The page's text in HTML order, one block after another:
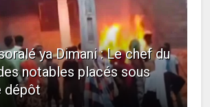
ya Dimani : Le chef du
notables placés sous
dépôt